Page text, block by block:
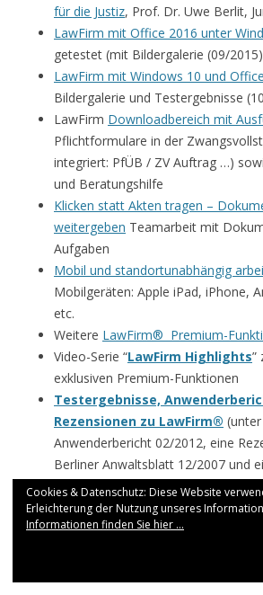
für die Justiz, Prof. Dr. Uwe Berlit,
LawFirm mit Office 2016 unter
getestet (mit Bildergalerie (09/2015)
LawFirm mit Windows 10 und
Bildergalerie und Testergebnisse
LawFirm Downloadbereich mit
Pflichtformulare in der
integriert: PfÜB / ZV Auftrag …)
und Beratungshilfe
Klicken statt Akten tragen –
weitergeben Teamarbeit mit
Aufgaben
Mobil und standortunabhängig
Mobilgeräten: Apple iPad, iPhone,
etc.
Weitere LawFirm® Premium-
Video-Serie “LawFirm Highlights”
exklusiven Premium-Funktionen
Testergebnisse,
Rezensionen zu LawFirm®
Anwenderbericht 02/2012, eine
Berliner Anwaltsblatt 12/2007 und
dem BAV Mitgliederbrief 03/2007 –
Anwaltverband)
Details zum Elektronischen
grafische LawFirm®
Cookies & Datenschutz: Diese Website
Erleichterung der Nutzung unseres
Informationen finden Sie hier ...